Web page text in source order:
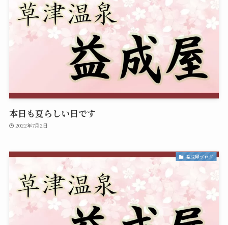
本日も夏らしい日です
2022年7月2日
益成屋ブログ